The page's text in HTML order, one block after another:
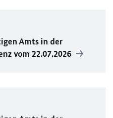
Amts in der
vom 22.07.2026